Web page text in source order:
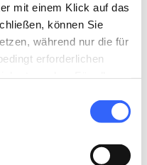
mit einem Klick auf das
können Sie
während nur die für
erforderlichen